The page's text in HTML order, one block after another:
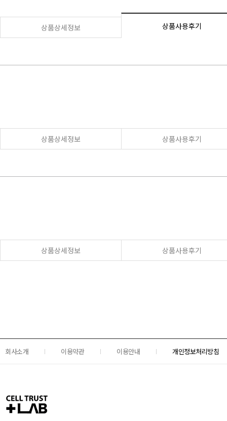
상품상세정보 상품사용후기
상품상세정보 상품사용후기
상품상세정보 상품사용후기
회사소개 이용약관 이용안내 개인정보처리방침